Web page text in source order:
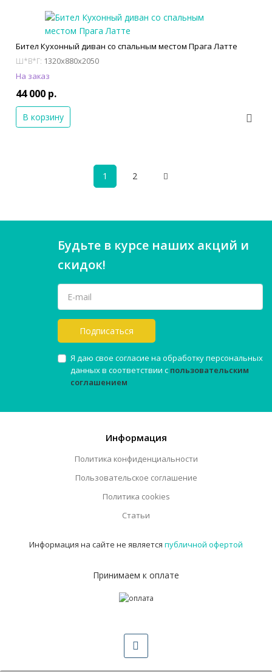
Бител Кухонный диван со спальным местом Прага Латте
Ш*В*Г: 1320x880x2050
На заказ
44 000 р.
В корзину
1 2
Будьте в курсе наших акций и
скидок!
Подписаться
Я даю свое согласие на обработку персональных
данных в соответствии с пользовательским
соглашением
Информация
Политика конфиденциальности
Пользовательское соглашение
Политика cookies
Статьи
Информация на сайте не является публичной офертой
Принимаем к оплате